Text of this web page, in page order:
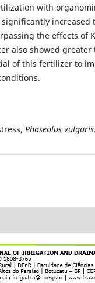
with
increased
the effects of
also showed greater
of this fertilizer to
Phaseolus vulgaris.